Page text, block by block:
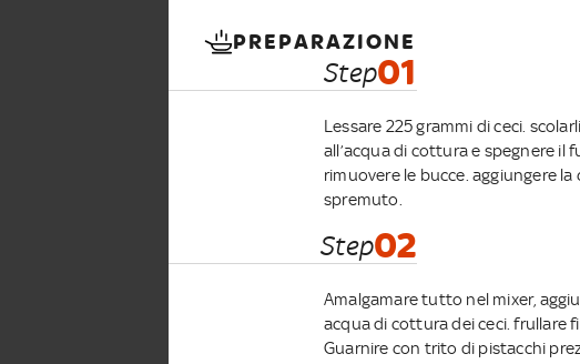
PREPARAZIONE
Step01
Lessare 225 grammi di ceci.
all’acqua di cottura e spegnere il
rimuovere le bucce. aggiungere
spremuto.
Step02
Amalgamare tutto nel mixer,
acqua di cottura dei ceci. frullare
Guarnire con trito di pistacchi